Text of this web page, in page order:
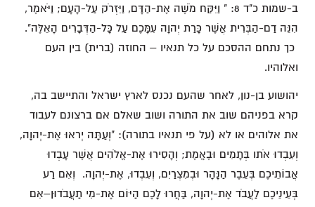
ב-שמות כ"ד 8: " וַיִּקַּח מֹשֶׁה אֶת-הַדָּם, וַיִּזְרֹק עַל-הָעָם; וַיֹּאמֶר,
הִנֵּה דַם-הַבְּרִית אֲשֶׁר כָּרַת יְהוָה עִמָּכֶם עַל כָּל-הַדְּבָרִים הָאֵלֶּה".
כך נתחם ההסכם על כל תנאיו – החוזה (ברית) בין העם
ואלוהיו.
יהושוע בן-נון, לאחר שהעם נכנס לארץ ישראל והתיישב בה,
קרא בפניהם שוב את התורה ושוב שאלם אם ברצונם לעבוד
את אלוהים או לא (על פי תנאיו בתורה): "וְעַתָּה יְראוּ אֶת-יְהוָה,
וְעִבְדוּ אֹתו בְּתָמִים וּבֶאֱמֶת; וְהָסִירוּ אֶת-אֱלֹהִים אֲשֶׁר עָבְדוּ
אֲבוֹתֵיכֶם בְּעֵבֶר הַנָּהָר וּבְמִצְרַיִם, וְעִבְדוּ, אֶת-יְהוָה. וְאִם רַע
בְּעֵינֵיכֶם לַעֲבֹד אֶת-יְהוָה, בַּחֲרוּ לָכֶם הַיּוֹם אֶת-מִי תַעֲבֹדוּן–אִם